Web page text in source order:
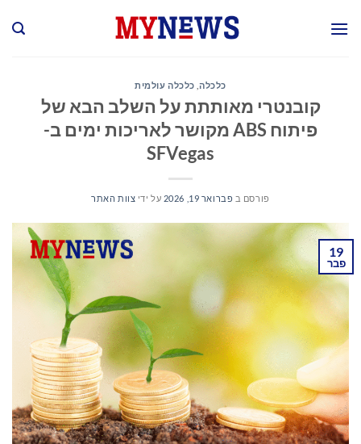
כלכלה, כלכלה עולמית
קובנטרי מאותתת על השלב הבא של
פיתוח ABS מקושר לאריכות ימים ב-
SFVegas
פורסם ב פברואר 19, 2026 על ידי צוות האתר
19
פבר